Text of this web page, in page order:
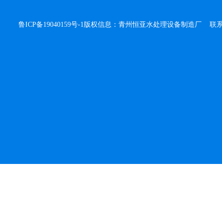
鲁ICP备19040159号-1版权信息：青州恒亚水处理设备制造厂 联